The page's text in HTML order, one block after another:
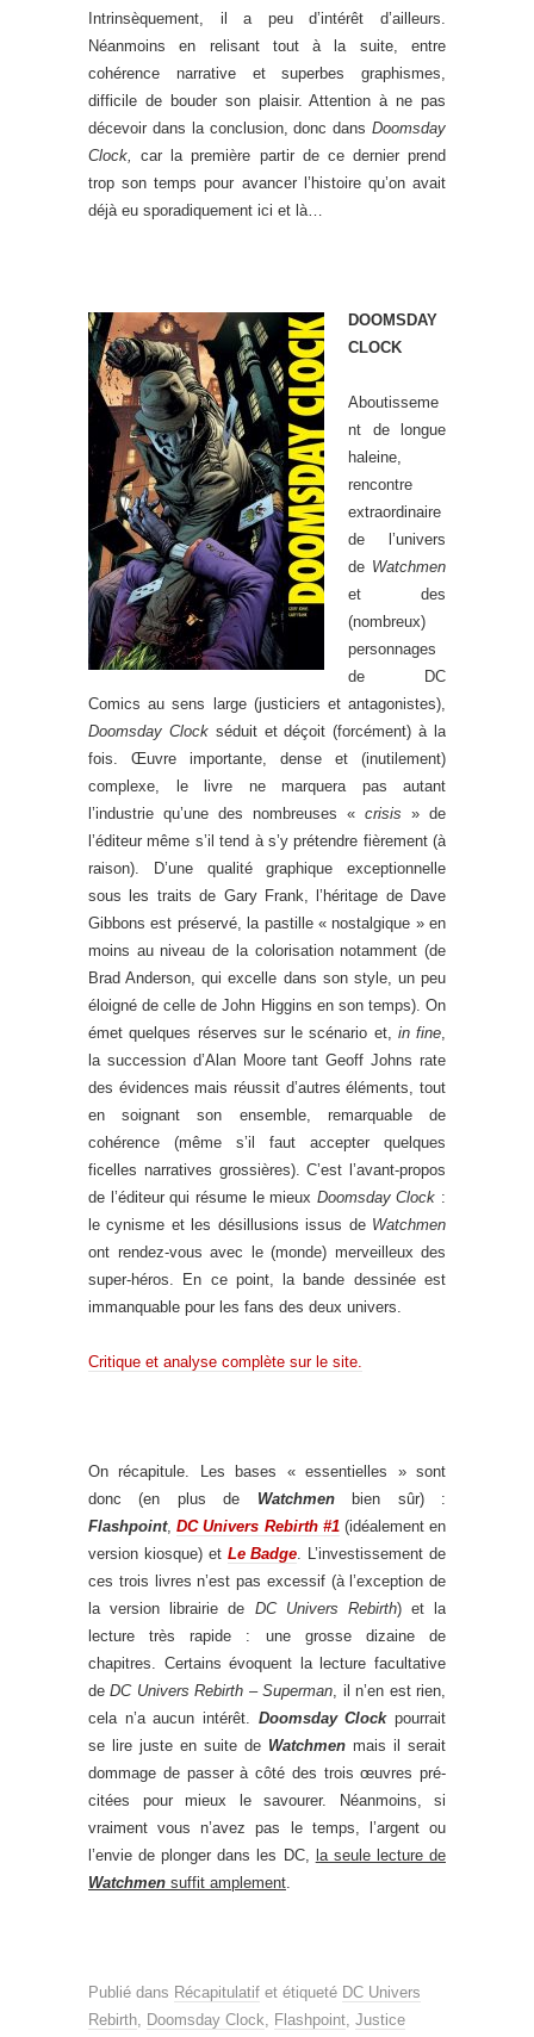
Intrinsèquement, il a peu d’intérêt d’ailleurs.
Néanmoins en relisant tout à la suite, entre
cohérence narrative et superbes graphismes,
difficile de bouder son plaisir. Attention à ne pas
décevoir dans la conclusion, donc dans Doomsday
Clock, car la première partir de ce dernier prend
trop son temps pour avancer l’histoire qu’on avait
déjà eu sporadiquement ici et là…
DOOMSDAY
CLOCK
Aboutisseme
nt de longue
haleine,
rencontre
extraordinaire
de l’univers
de Watchmen
et des
(nombreux)
personnages
de DC
Comics au sens large (justiciers et antagonistes),
Doomsday Clockséduit et déçoit (forcément) à la
fois. Œuvre importante, dense et (inutilement)
complexe, le livre ne marquera pas autant
l’industrie qu’une des nombreuses « crisis » de
l’éditeur même s’il tend à s’y prétendre fièrement (à
raison). D’une qualité graphique exceptionnelle
sous les traits de Gary Frank, l’héritage de Dave
Gibbons est préservé, la pastille « nostalgique » en
moins au niveau de la colorisation notamment (de
Brad Anderson, qui excelle dans son style, un peu
éloigné de celle de John Higgins en son temps). On
émet quelques réserves sur le scénario et, in fine,
la succession d’Alan Moore tant Geoff Johns rate
des évidences mais réussit d’autres éléments, tout
en soignant son ensemble, remarquable de
cohérence (même s’il faut accepter quelques
ficelles narratives grossières). C’est l’avant-propos
de l’éditeur qui résume le mieux Doomsday Clock :
le cynisme et les désillusions issus de Watchmen
ont rendez-vous avec le (monde) merveilleux des
super-héros. En ce point, la bande dessinée est
immanquable pour les fans des deux univers.
Critique et analyse complète sur le site.
On récapitule. Les bases « essentielles » sont
donc (en plus de Watchmenbien sûr) :
Flashpoint,DC Univers Rebirth #1(idéalement en
version kiosque) et Le Badge. L’investissement de
ces trois livres n’est pas excessif (à l’exception de
la version librairie de DC Univers Rebirth) et la
lecture très rapide : une grosse dizaine de
chapitres. Certains évoquent la lecture facultative
deDC Univers Rebirth – Superman, il n’en est rien,
cela n’a aucun intérêt. Doomsday Clock pourrait
se lire juste en suite de Watchmen mais il serait
dommage de passer à côté des trois œuvres pré-
citées pour mieux le savourer. Néanmoins, si
vraiment vous n’avez pas le temps, l’argent ou
l’envie de plonger dans les DC, la seule lecture de
Watchmen suffit amplement.
Publié dans Récapitulatif et étiqueté DC Univers
Rebirth, Doomsday Clock, Flashpoint, Justice